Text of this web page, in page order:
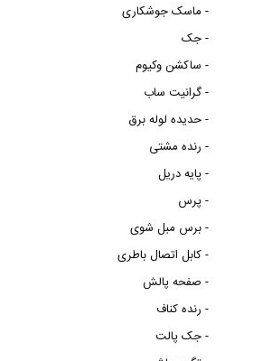
ماسک جوشکاری -
جک -
ساکشن وکیوم -
گرانیت ساب -
حدیده لوله برق -
رنده مشتی -
پایه دریل -
پرس -
برس مبل شوی -
کابل اتصال باطری -
صفحه پالش -
رنده کناف -
جک پالت -